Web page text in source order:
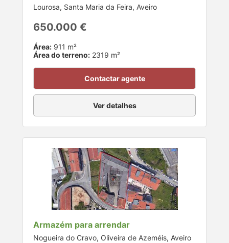
Lourosa, Santa Maria da Feira, Aveiro
650.000 €
Área: 911 m²
Área do terreno: 2319 m²
Contactar agente
Ver detalhes
Armazém para arrendar
Nogueira do Cravo, Oliveira de Azeméis, Aveiro